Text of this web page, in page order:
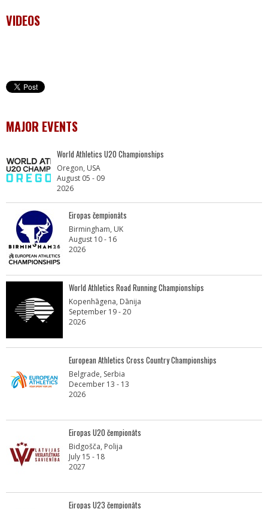
VIDEOS
MAJOR EVENTS
World Athletics U20 Championships
Oregon, USA
August 05 - 09
2026
Eiropas čempionāts
Birmingham, UK
August 10 - 16
2026
World Athletics Road Running Championships
Kopenhāgena, Dānija
September 19 - 20
2026
European Athletics Cross Country Championships
Belgrade, Serbia
December 13 - 13
2026
Eiropas U20 čempionāts
Bidgošča, Polija
July 15 - 18
2027
Eiropas U23 čempionāts